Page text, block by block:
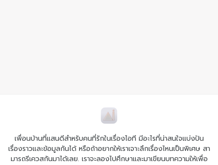
เพื่อนบ้านที่แสนดีสำหรับคนที่รักในเรื่องไอที มีอะไรที่น่าสนใจแบ่งปัน
เรื่องราวและข้อมูลกันได้ หรือถ้าอยากให้เราเจาะลึกเรื่องไหนเป็นพิเศษ สา
มารถรีเควสกันมาได้เลย. เราจะลองไปศึกษาและมาเขียนบทความให้เพื่อ